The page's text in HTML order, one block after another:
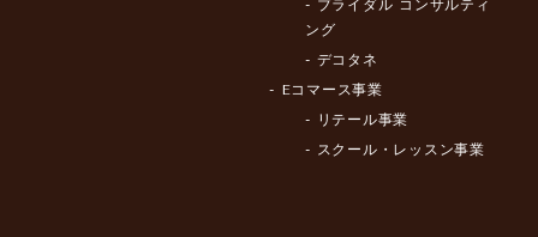
ブライダル コンサルティ
ング
デコタネ
Eコマース事業
リテール事業
スクール・レッスン事業